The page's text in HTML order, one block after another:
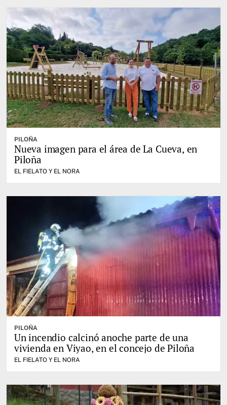
PILOÑA
Nueva imagen para el área de La Cueva, en
Piloña
EL FIELATO Y EL NORA
PILOÑA
Un incendio calcinó anoche parte de una
vivienda en Viyao, en el concejo de Piloña
EL FIELATO Y EL NORA